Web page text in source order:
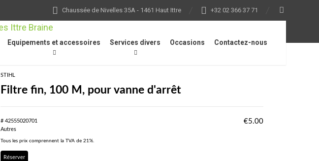
Chaussée de Nivelles 35A - 1461 Haut Ittre +32 02 366 37 71
Equipements et accessoires Services divers Occasions
Contactez-nous
STIHL
Filtre fin, 100 M, pour vanne d'arrêt
# 42555020701
Autres
€5.00
Tous les prix comprennent la TVA de 21%.
Réserver